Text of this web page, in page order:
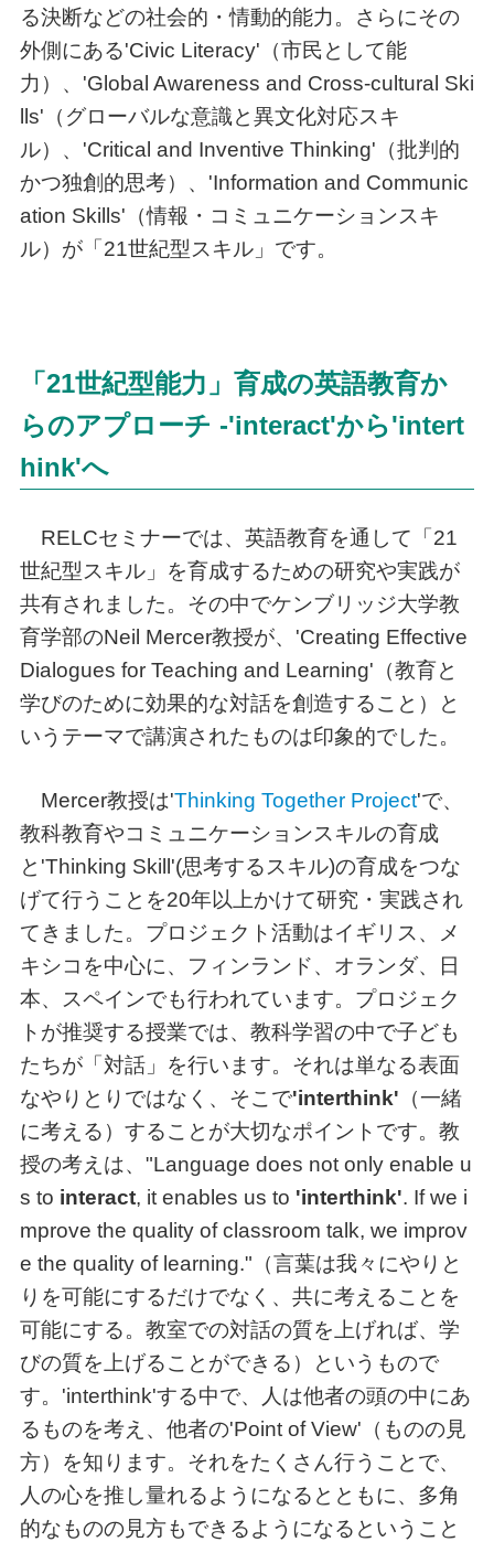
る決断などの社会的・情動的能力。さらにその
外側にある'Civic Literacy'（市民として能
力）、'Global Awareness and Cross-cultural Ski
lls'（グローバルな意識と異文化対応スキ
ル）、'Critical and Inventive Thinking'（批判的
かつ独創的思考）、'Information and Communic
ation Skills'（情報・コミュニケーションスキ
ル）が「21世紀型スキル」です。
「21世紀型能力」育成の英語教育か
らのアプローチ ‐'interact'から'intert
hink'へ
RELCセミナーでは、英語教育を通して「21
世紀型スキル」を育成するための研究や実践が
共有されました。その中でケンブリッジ大学教
育学部のNeil Mercer教授が、'Creating Effective
Dialogues for Teaching and Learning'（教育と
学びのために効果的な対話を創造すること）と
いうテーマで講演されたものは印象的でした。
Mercer教授は'Thinking Together Project'で、
教科教育やコミュニケーションスキルの育成
と'Thinking Skill'(思考するスキル)の育成をつな
げて行うことを20年以上かけて研究・実践され
てきました。プロジェクト活動はイギリス、メ
キシコを中心に、フィンランド、オランダ、日
本、スペインでも行われています。プロジェク
トが推奨する授業では、教科学習の中で子ども
たちが「対話」を行います。それは単なる表面
なやりとりではなく、そこで'interthink' （一緒
に考える）することが大切なポイントです。教
授の考えは、"Language does not only enable u
s to interact, it enables us to 'interthink'. If we i
mprove the quality of classroom talk, we improv
e the quality of learning."（言葉は我々にやりと
りを可能にするだけでなく、共に考えることを
可能にする。教室での対話の質を上げれば、学
びの質を上げることができる）というもので
す。'interthink'する中で、人は他者の頭の中にあ
るものを考え、他者の'Point of View'（ものの見
方）を知ります。それをたくさん行うことで、
人の心を推し量れるようになるとともに、多角
的なものの見方もできるようになるということ